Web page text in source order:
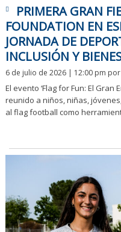
PRIMERA GRAN
FOUNDATION EN
JORNADA DE
INCLUSIÓN Y
6 de julio de 2026 | 12:00 pm por
El evento ‘Flag for Fun: El
reunido a niños, niñas,
al flag football como